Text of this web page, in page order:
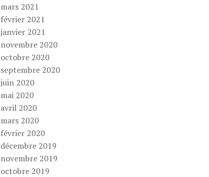
mars 2021
février 2021
janvier 2021
novembre 2020
octobre 2020
septembre 2020
juin 2020
mai 2020
avril 2020
mars 2020
février 2020
décembre 2019
novembre 2019
octobre 2019